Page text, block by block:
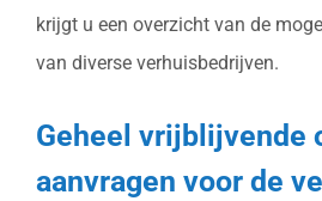
krijgt u een overzicht van de
van diverse verhuisbedrijven.
Geheel vrijblijvende
aanvragen voor de